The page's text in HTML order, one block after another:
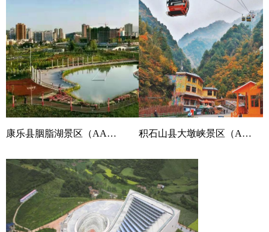
康乐县胭脂湖景区（AAAA） 积石山县大墩峡景区（AAAA）